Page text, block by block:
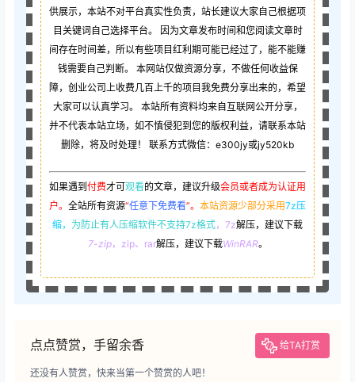
供展示，本站不对平台真实性负责，站长建议大家自己根据项
目关键词自己选择平台。 因为文章发布时间和您阅读文章时
间存在时间差，所以有些项目红利期可能已经过了，能不能赚
钱需要自己判断。 本网站仅做资源分享，不做任何收益保
障，创业公司上收费几百上千的项目我免费分享出来的，希望
大家可以认真学习。 本站所有资料均来自互联网公开分享，
并不代表本站立场，如不慎侵犯到您的版权利益，请联系本站
删除，将及时处理！ 联系方式微信：e300jy或jy520kb
如果遇到 付费才可观看的文章，建议升级会员或者成为认证用
户。 全站所有资源“任意下免费看”。 本站资源少部分采用7z压
缩， 为防止有人压缩软件不支持7z格式，7z解压，建议下载
7-zip，zip、rar解压，建议下载WinRAR。
点点赞赏，手留余香 给TA打赏
还没有人赞赏，快来当第一个赞赏的人吧！